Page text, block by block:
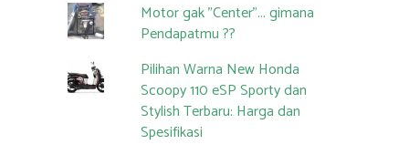
Motor gak "Center"... gimana
Pendapatmu ??
Pilihan Warna New Honda
Scoopy 110 eSP Sporty dan
Stylish Terbaru: Harga dan
Spesifikasi